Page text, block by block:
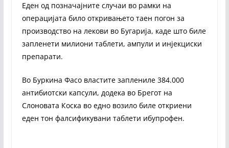
Еден од позначајните случаи во рамки на
операцијата било откривањето таен погон за
производство на лекови во Бугарија, каде што биле
запленети милиони таблети, ампули и инјекциски
препарати.
Во Буркина Фасо властите заплениле 384.000
антибиотски капсули, додека во Брегот на
Слоновата Коска во едно возило биле откриени
еден тон фалсификувани таблети ибупрофен.